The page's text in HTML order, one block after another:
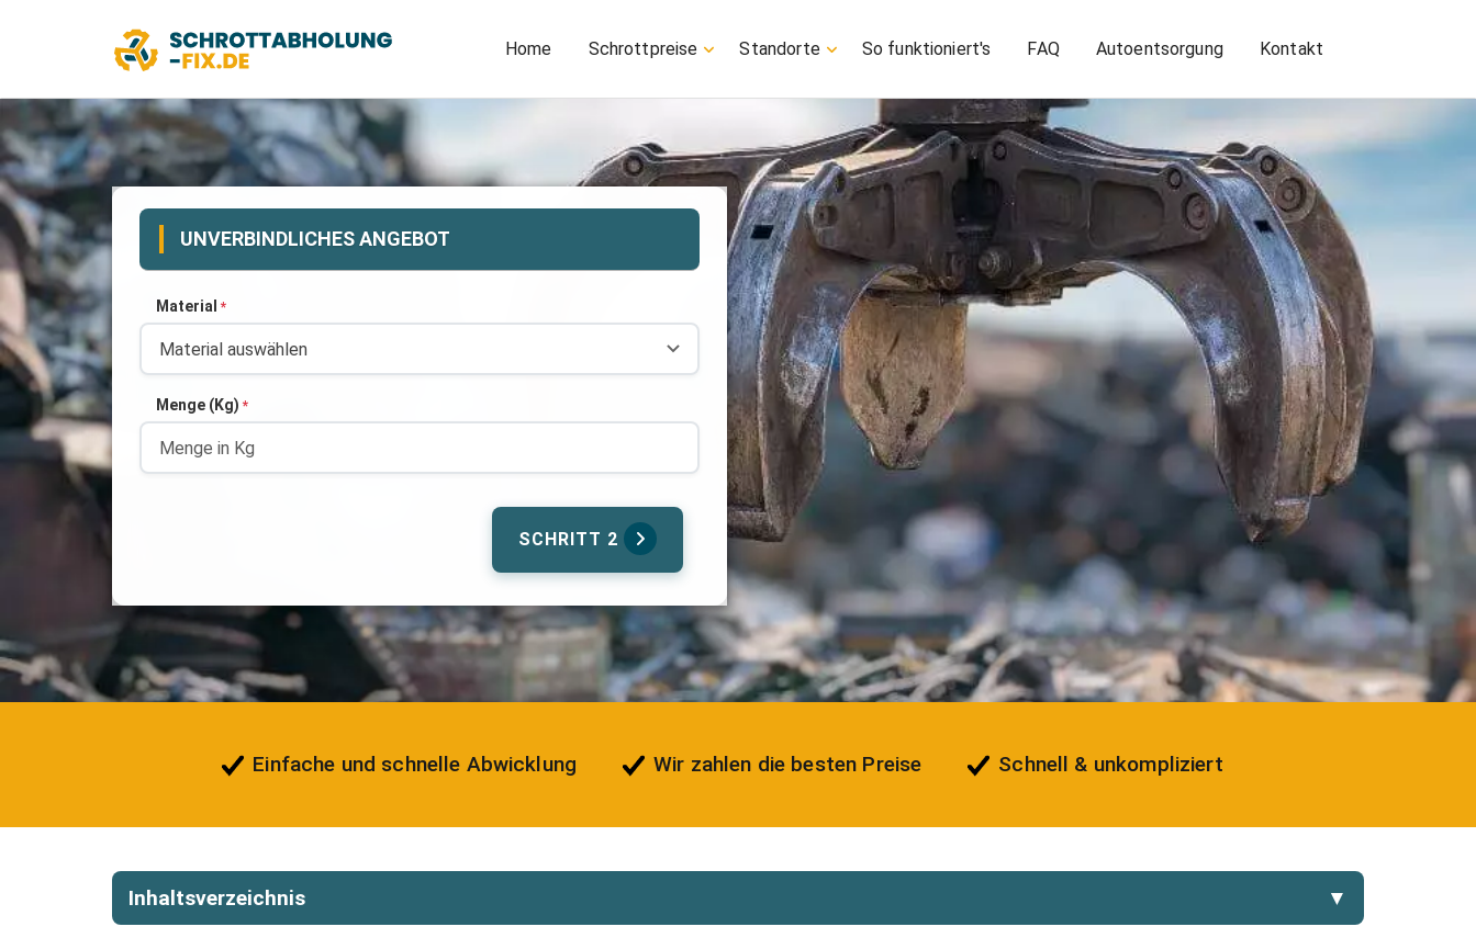
Home Schrottpreise Standorte So funktioniert's FAQ Autoentsorgung Kontakt
UNVERBINDLICHES ANGEBOT
Material *
Menge (Kg) *
SCHRITT 2
Einfache und schnelle Abwicklung Wir zahlen die besten Preise Schnell & unkompliziert
Inhaltsverzeichnis ▼